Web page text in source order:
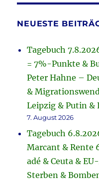
NEUESTE
Tagebuch
= 7%-Punkte &
Peter Hahne –
&
Leipzig & Putin &
7. August 2026
Tagebuch
Marcant & Rente
adé & Ceuta &
Sterben &